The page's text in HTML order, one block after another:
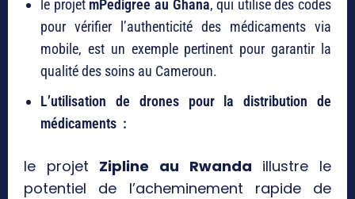
le projet mPedigree au Ghana, qui utilise des codes
pour vérifier l’authenticité des médicaments via
mobile, est un exemple pertinent pour garantir la
qualité des soins au Cameroun.
L’utilisation de drones pour la distribution de
médicaments :
le projet Zipline au Rwanda illustre le
potentiel de l’acheminement rapide de